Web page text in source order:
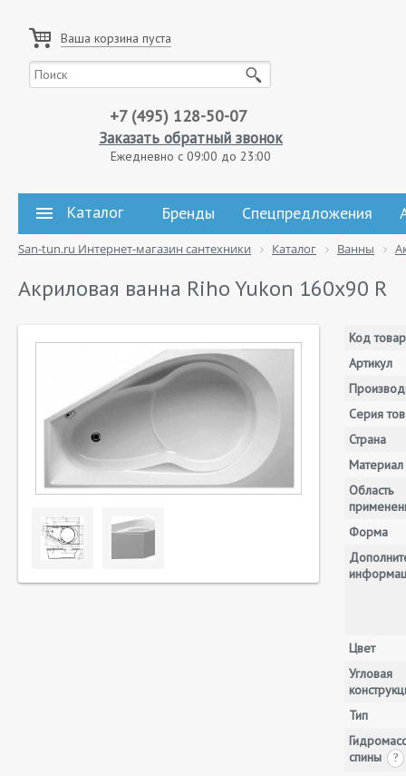
Ваша корзина пуста
+7 (495) 128-50-07
Заказать обратный звонок
Ежедневно с 09:00 до 23:00
Каталог Бренды Спецпредложения
San-tun.ru Интернет-магазин сантехники Каталог Ванны
Акриловая ванна Riho Yukon 160х90 R
Код
Артикул
Серия
Страна
Материал
Область
Форма
Цвет
Угловая
Тип
спины
?